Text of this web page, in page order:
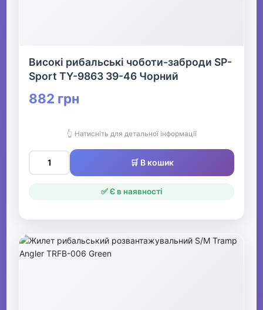
Високі рибальські чоботи-заброди SP-
Sport TY-9863 39-46 Чорний
882 грн
👆 Натисніть для детальної інформації
🛒 В кошик
✅ Є в наявності